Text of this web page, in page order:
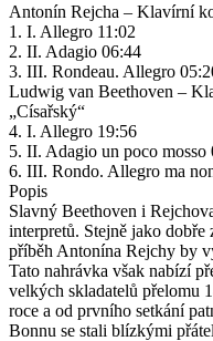
Antonín Rejcha – Klavírní
1. I. Allegro 11:02
2. II. Adagio 06:44
3. III. Rondeau. Allegro
Ludwig van Beethoven –
„Císařský“
4. I. Allegro 19:56
5. II. Adagio un poco mosso
6. III. Rondo. Allegro ma
Popis
Slavný Beethoven i
interpretů. Stejně jako
příběh Antonína Rejchy by
Tato nahrávka však nabízí
velkých skladatelů přelomu
roce a od prvního setkání
Bonnu se stali blízkými